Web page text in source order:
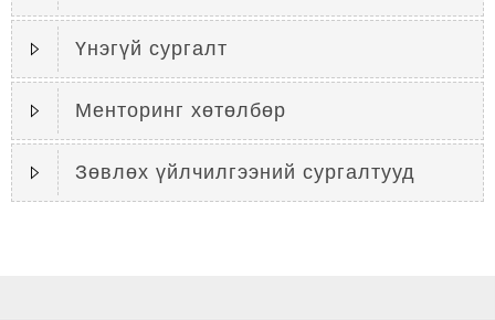
Үнэгүй сургалт
Менторинг хөтөлбөр
Зөвлөх үйлчилгээний сургалтууд